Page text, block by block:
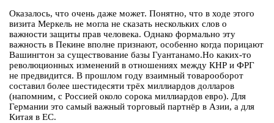
Оказалось, что очень даже может. Понятно, что в ходе этого
визита Меркель не могла не сказать нескольких слов о
важности защиты прав человека. Однако формально эту
важность в Пекине вполне признают, особенно когда порицают
Вашингтон за существование базы Гуантанамо.Но каких-то
революционных изменений в отношениях между КНР и ФРГ
не предвидится. В прошлом году взаимный товарооборот
составил более шестидесяти трёх миллиардов долларов
(напомним, с Россией около сорока миллиардов евро). Для
Германии это самый важный торговый партнёр в Азии, а для
Китая в ЕС.